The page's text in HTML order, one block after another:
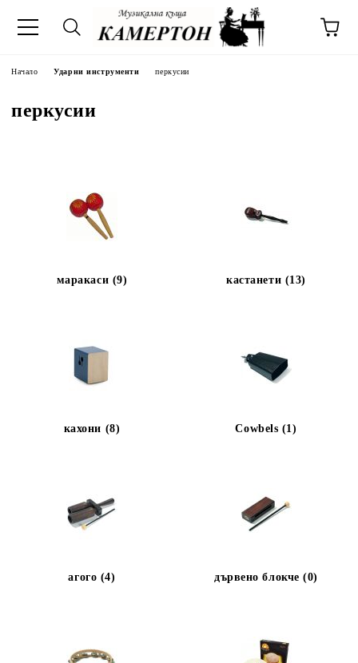
Начало Ударни инструменти перкусии
перкусии
маракаси (9) кастанети (13)
кахони (8) Cowbels (1)
агого (4) дървено блокче (0)